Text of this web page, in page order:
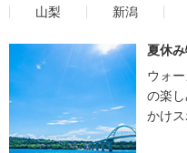
山梨
新潟
夏休み
ウォ
の楽
かけ